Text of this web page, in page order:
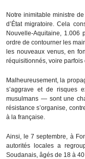
Notre inimitable ministre
d’État migratoire. Cela
Nouvelle-Aquitaine, 1.006
ordre de contourner les
les nouveaux venus, en
réquisitionnés, voire parfois
Malheureusement, la
s’aggrave et de risques
musulmans — sont une
résistance s’organise,
à la française.
Ainsi, le 7 septembre, à
autorités locales a
Soudanais, âgés de 18 à